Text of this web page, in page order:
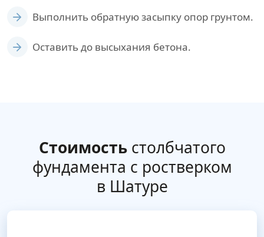
Выполнить обратную засыпку опор грунтом.
Оставить до высыхания бетона.
Стоимостьстолбчатого
фундамента с ростверком
в Шатуре